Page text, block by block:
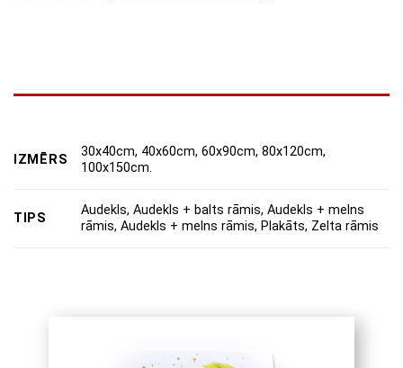
IZMĒRS
30x40cm, 40x60cm, 60x90cm, 80x120cm,
100x150cm.
TIPS
Audekls, Audekls + balts rāmis, Audekls + melns
rāmis, Audekls + melns rāmis, Plakāts, Zelta rāmis